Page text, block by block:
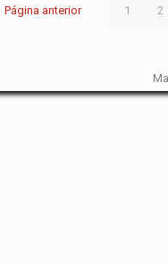
Página anterior 1 2